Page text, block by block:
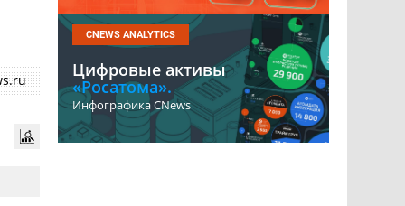
CNEWS ANALYTICS
Цифровые активы
«Росатома».
Инфографика CNews